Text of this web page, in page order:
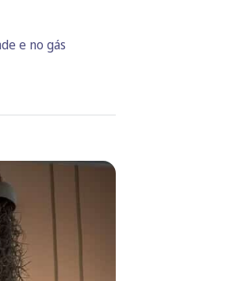
e no gás